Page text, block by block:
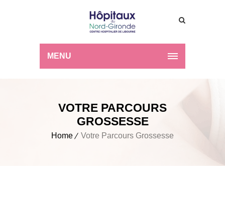
MENU
VOTRE PARCOURS
GROSSESSE
Home Votre Parcours Grossesse